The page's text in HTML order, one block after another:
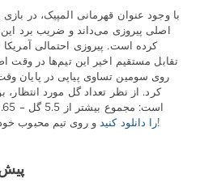
با وجود عنوان قهرمانی المپیک، در
تقابل مستقیم اخیر این تیم‌ها در وقت
کرد. از نظر تعداد گل مورد انتظار،
است: مجموع بیشتر از 5.5 گل – 1.65، مجموع کمتر از 5.5 گل – 2.15.
اپلیکیشن 1xbet را دانلود کنیدو روی تیم محبوب خود شرط‌بندی کنید!